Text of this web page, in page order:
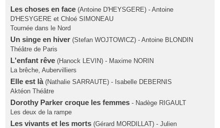
Les choses en face (Antoine D'HEYSGERE) - Antoine
D'HESYGERE et Chloé SIMONEAU
Tournée dans le Nord
Un singe en hiver (Stefan WOJTOWICZ) - Antoine BLONDIN
Théâtre de Paris
L'enfant rêve (Hanock LEVIN) - Maxime NORIN
La brêche, Aubervilliers
Elle est là (Nathalie SARRAUTE) - Isabelle DEBERNIS
Aktéon Théâtre
Dorothy Parker croque les femmes - Nadège RIGAULT
Les deux de la rampe
Les vivants et les morts (Gérard MORDILLAT) - Julien